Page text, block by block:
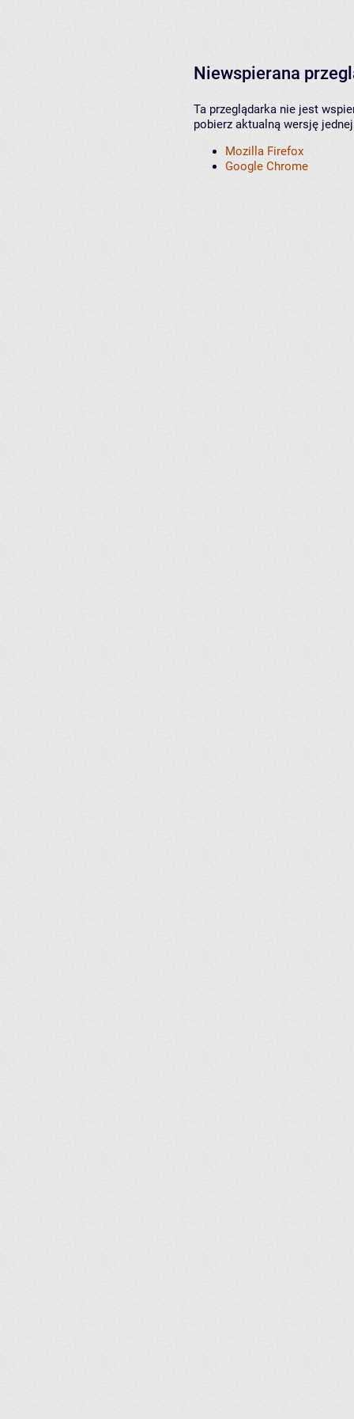
Niewspierana
Ta przeglądarka nie jest
pobierz aktualną wersję
Mozilla Firefox
Google Chrome